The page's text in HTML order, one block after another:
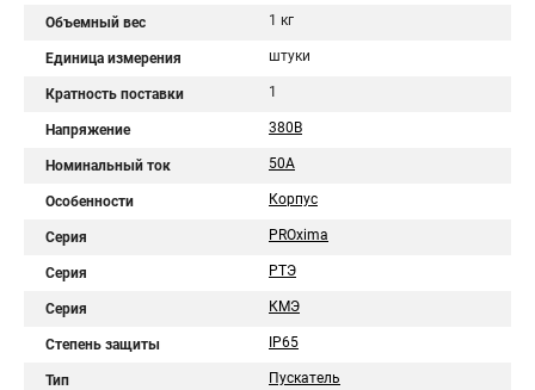
Объемный вес 1 кг
Единица измерения штуки
Кратность поставки 1
Напряжение 380В
Номинальный ток 50А
Особенности Корпус
Серия PROxima
Серия РТЭ
Серия КМЭ
Степень защиты IP65
Тип Пускатель